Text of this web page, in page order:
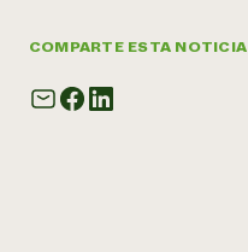
COMPARTE ESTA NOTICIA